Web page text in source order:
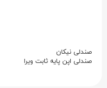
صندلی نیکان
صندلی اپن پایه ثابت ویرا